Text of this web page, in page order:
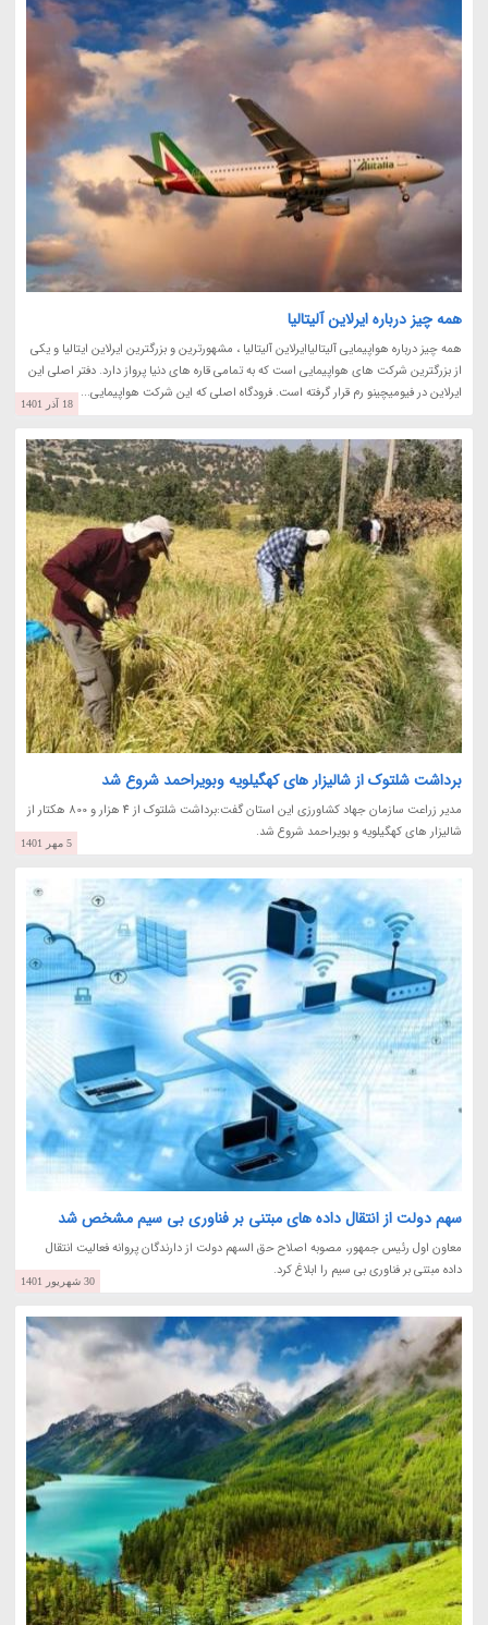
همه چیز درباره ایرلاین آلیتالیا
همه چیز درباره هواپیمایی آلیتالیاایرلاین آلیتالیا ، مشهورترین و بزرگترین ایرلاین ایتالیا و یکی
از بزرگترین شرکت های هواپیمایی است که به تمامی قاره های دنیا پرواز دارد. دفتر اصلی این
ایرلاین در فیومیچینو رم قرار گرفته است. فرودگاه اصلی که این شرکت هواپیمایی...
18 آذر 1401
برداشت شلتوک از شالیزار های کهگیلویه وبویراحمد شروع شد
مدیر زراعت سازمان جهاد کشاورزی این استان گفت:برداشت شلتوک از 4 هزار و 800 هکتار از
شالیزار های کهگیلویه و بویراحمد شروع شد.
5 مهر 1401
سهم دولت از انتقال داده های مبتنی بر فناوری بی سیم مشخص شد
معاون اول رئیس جمهور، مصوبه اصلاح حق السهم دولت از دارندگان پروانه فعالیت انتقال
داده مبتنی بر فناوری بی سیم را ابلاغ کرد.
30 شهریور 1401